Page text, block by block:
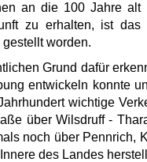
an die 100 Jahre alt
zu erhalten, ist das
worden.
Grund dafür
entwickeln konnte
wichtige
über Wilsdruff -
noch über Pennrich,
des Landes